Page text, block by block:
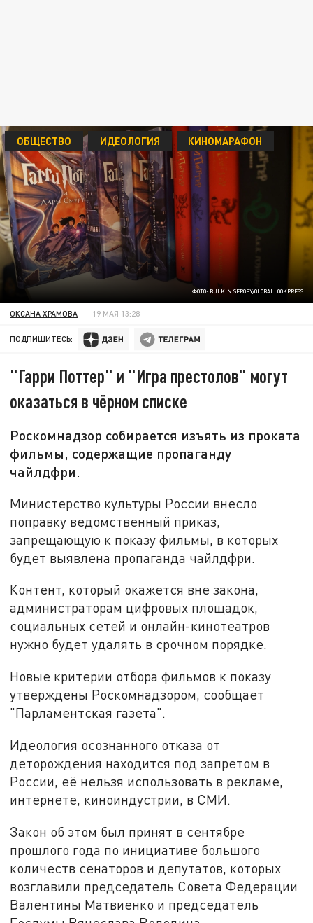
ФОТО: BULKIN SERGEY/GLOBALLOOKPRESS
ОБЩЕСТВО ИДЕОЛОГИЯ КИНОМАРАФОН
ОКСАНА ХРАМОВА 19 МАЯ 13:28
ПОДПИШИТЕСЬ:
"Гарри Поттер" и "Игра престолов" могут
оказаться в чёрном списке
Роскомнадзор собирается изъять из проката
фильмы, содержащие пропаганду
чайлдфри.
Министерство культуры России внесло
поправку ведомственный приказ,
запрещающую к показу фильмы, в которых
будет выявлена пропаганда чайлдфри.
Контент, который окажется вне закона,
администраторам цифровых площадок,
социальных сетей и онлайн-кинотеатров
нужно будет удалять в срочном порядке.
Новые критерии отбора фильмов к показу
утверждены Роскомнадзором, сообщает
"Парламентская газета".
Идеология осознанного отказа от
деторождения находится под запретом в
России, её нельзя использовать в рекламе,
интернете, киноиндустрии, в СМИ.
Закон об этом был принят в сентябре
прошлого года по инициативе большого
количеств сенаторов и депутатов, которых
возглавили председатель Совета Федерации
Валентины Матвиенко и председатель